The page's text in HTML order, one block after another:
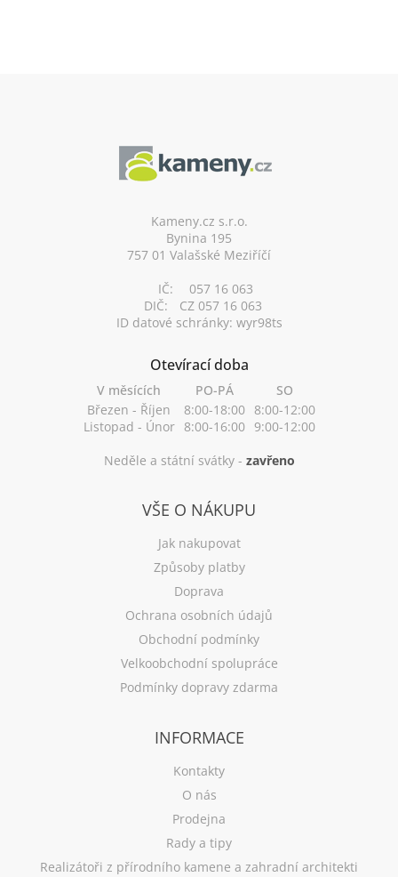
Kameny.cz s.r.o.
Bynina 195
757 01 Valašské Meziříčí
IČ:
057 16 063
DIČ:
CZ 057 16 063
ID datové schránky: wyr98ts
Otevírací doba
V měsících PO-PÁ
SO
Březen - Říjen
8:00-18:00 8:00-12:00
Listopad - Únor 8:00-16:00 9:00-12:00
Neděle a státní svátky - zavřeno
VŠE O NÁKUPU
Jak nakupovat
Způsoby platby
Doprava
Ochrana osobních údajů
Obchodní podmínky
Velkoobchodní spolupráce
Podmínky dopravy zdarma
INFORMACE
Kontakty
O nás
Prodejna
Rady a tipy
Realizátoři z přírodního kamene a zahradní architekti